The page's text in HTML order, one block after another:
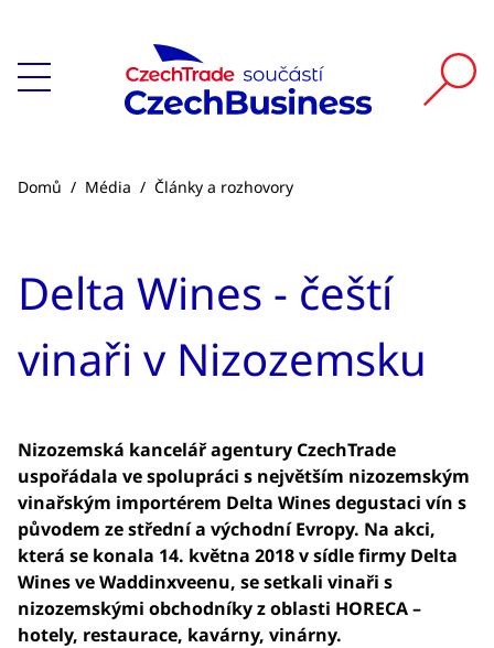
Domů / Média / Články a rozhovory
Delta Wines - čeští
vinaři v Nizozemsku
Nizozemská kancelář agentury CzechTrade
uspořádala ve spolupráci s největším nizozemským
vinařským importérem Delta Wines degustaci vín s
původem ze střední a východní Evropy. Na akci,
která se konala 14. května 2018 v sídle firmy Delta
Wines ve Waddinxveenu, se setkali vinaři s
nizozemskými obchodníky z oblasti HORECA –
hotely, restaurace, kavárny, vinárny.